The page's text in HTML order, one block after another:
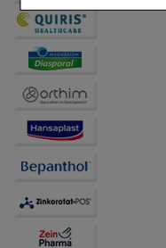
Einkaufserlebnis
beispielsweise für
Verhaltensweisen
anzupassen.
auch auf Ihre
anzuzeigen und
betreiben.
Informationen über
Website weiter für
Drittseiten möglichst